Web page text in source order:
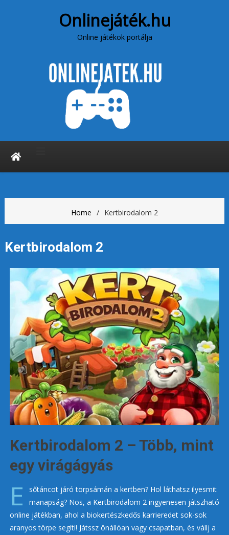
Onlinejáték.hu
Online játékok portálja
Home Kertbirodalom 2
Kertbirodalom 2
Kertbirodalom 2 – Több, mint
egy virágágyás
E
sőtáncot járó törpsámán a kertben? Hol láthatsz ilyesmit
manapság? Nos, a Kertbirodalom 2 ingyenesen játszható
online játékban, ahol a biokertészkedős karrieredet sok-sok
aranyos törpe segíti! Játssz önállóan vagy csapatban, és vállj a